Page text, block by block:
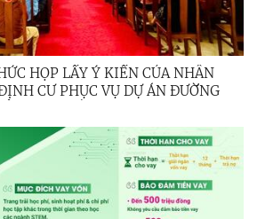
HỌP LẤY Ý KIẾN CỦA NHÂN
CƯ PHỤC VỤ DỰ ÁN ĐƯỜNG